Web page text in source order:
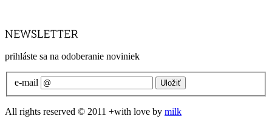
prihláste sa na odoberanie noviniek
e-mail
All rights reserved © 2011 +with love by milk